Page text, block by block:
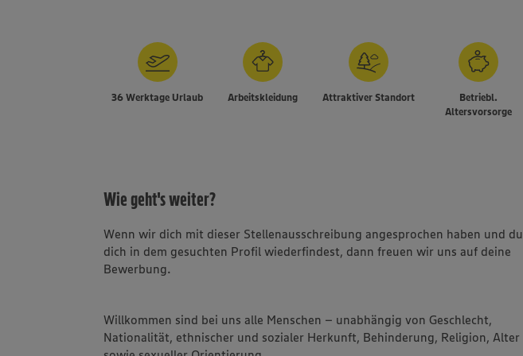
36 Werktage Urlaub Arbeitskleidung Attraktiver Standort
Betriebl.
Altersvorsorge
Wie geht's weiter?
Wenn wir dich mit dieser Stellenausschreibung angesprochen haben und du
dich in dem gesuchten Profil wiederfindest, dann freuen wir uns auf deine
Bewerbung.
Willkommen sind bei uns alle Menschen – unabhängig von Geschlecht,
Nationalität, ethnischer und sozialer Herkunft, Behinderung, Religion, Alter